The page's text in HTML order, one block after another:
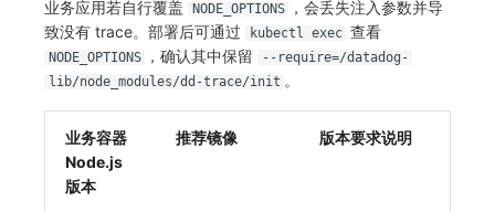
业务应用若自行覆盖 NODE_OPTIONS
，会丢失注入参数并导
致没有 trace。部署后可通过
kubectl exec 查看
NODE_OPTIONS ，确认其中保留
--require=/datadog-
lib/node_modules/dd-trace/init 。
业务容器
Node.js
版本
推荐镜像 版本要求说明